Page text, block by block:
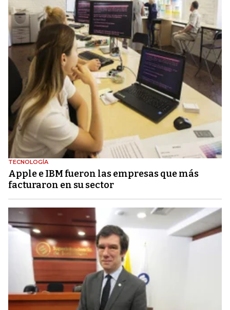
TECNOLOGÍA
Apple e IBM fueron las empresas que más
facturaron en su sector